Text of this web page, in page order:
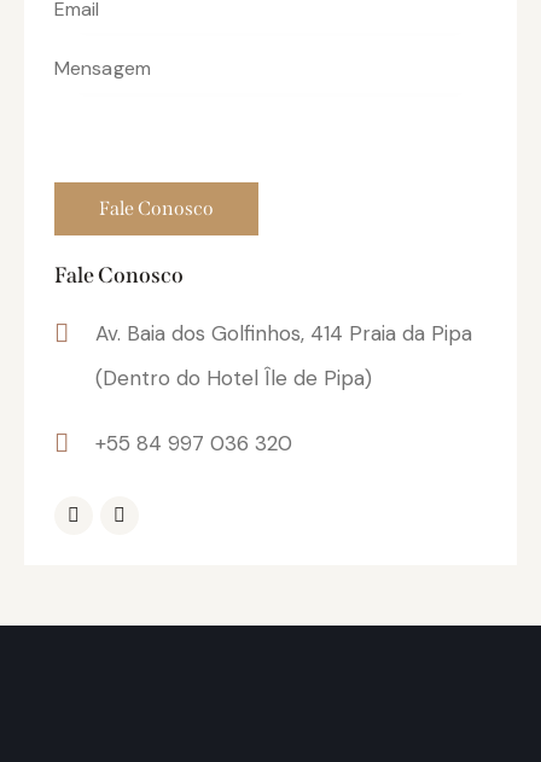
Fale Conosco
Av. Baia dos Golfinhos, 414 Praia da Pipa
(Dentro do Hotel Île de Pipa)
+55 84 997 036 320